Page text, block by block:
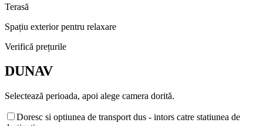
Terasă
Spațiu exterior pentru relaxare
Verifică prețurile
DUNAV
Selectează perioada, apoi alege camera dorită.
Doresc si optiunea de transport dus - intors catre statiunea de